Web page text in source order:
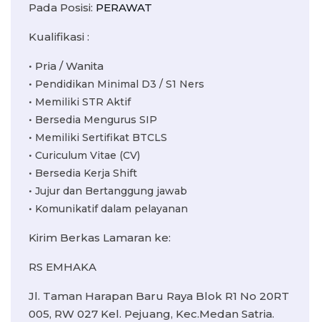
Pada Posisi: PERAWAT
Kualifikasi :
• Pria / Wanita
• Pendidikan Minimal D3 / S1 Ners
• Memiliki STR Aktif
• Bersedia Mengurus SIP
• Memiliki Sertifikat BTCLS
• Curiculum Vitae (CV)
• Bersedia Kerja Shift
• Jujur dan Bertanggung jawab
• Komunikatif dalam pelayanan
Kirim Berkas Lamaran ke:
RS EMHAKA
Jl. Taman Harapan Baru Raya Blok R1 No 20RT
005, RW 027 Kel. Pejuang, Kec.Medan Satria.